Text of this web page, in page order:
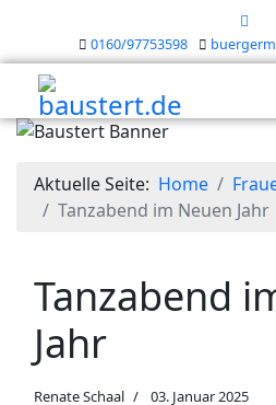
0160/97753598
Aktuelle Seite: Home
Tanzabend im Neuen Jahr
Tanzabend
Jahr
Renate Schaal 03. Januar 2025